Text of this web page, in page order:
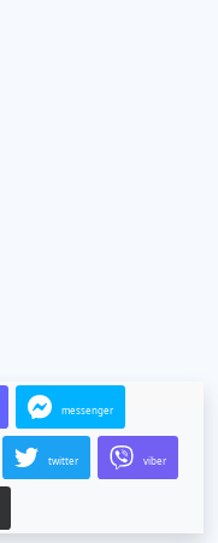
messenger
twitter viber